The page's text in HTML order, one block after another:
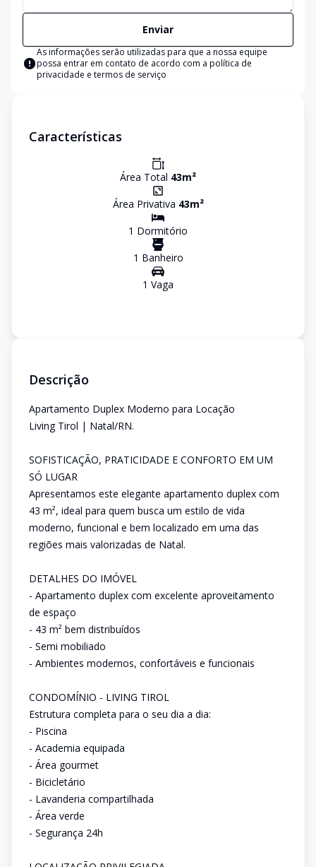
Enviar
As informações serão utilizadas para que a nossa equipe
possa entrar em contato de acordo com a política de
privacidade e termos de serviço
Características
Área Total 43m²
Área Privativa 43m²
1 Dormitório
1 Banheiro
1 Vaga
Descrição
Apartamento Duplex Moderno para Locação
Living Tirol | Natal/RN.
SOFISTICAÇÃO, PRATICIDADE E CONFORTO EM UM
SÓ LUGAR
Apresentamos este elegante apartamento duplex com
43 m², ideal para quem busca um estilo de vida
moderno, funcional e bem localizado em uma das
regiões mais valorizadas de Natal.
DETALHES DO IMÓVEL
- Apartamento duplex com excelente aproveitamento
de espaço
- 43 m² bem distribuídos
- Semi mobiliado
- Ambientes modernos, confortáveis e funcionais
CONDOMÍNIO - LIVING TIROL
Estrutura completa para o seu dia a dia:
- Piscina
- Academia equipada
- Área gourmet
- Bicicletário
- Lavanderia compartilhada
- Área verde
- Segurança 24h